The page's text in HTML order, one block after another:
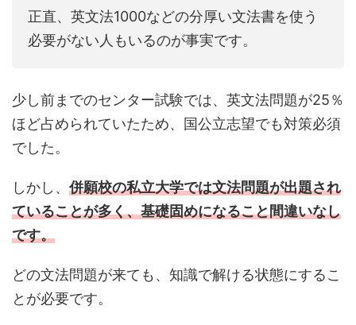
正直、英文法1000などの分厚い文法書を使う
必要がない人もいるのが事実です。
少し前までのセンター試験では、英文法問題が25％
ほど占められていたため、国公立志望でも対策必須
でした。
しかし、 併願校の私立大学では文法問題が出題され
ていることが多く、基礎固めになること間違いなし
です。
どの文法問題が来ても、知識で解ける状態にするこ
とが必要です。